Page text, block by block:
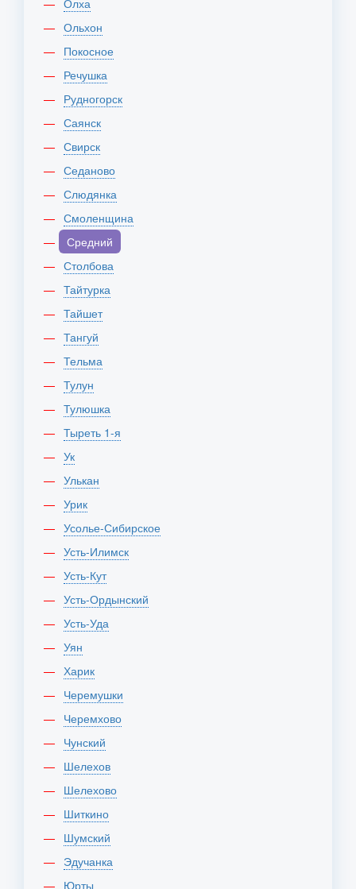
Олха
Ольхон
Покосное
Речушка
Рудногорск
Саянск
Свирск
Седаново
Слюдянка
Смоленщина
Средний
Столбова
Тайтурка
Тайшет
Тангуй
Тельма
Тулун
Тулюшка
Тыреть 1-я
Ук
Улькан
Урик
Усолье-Сибирское
Усть-Илимск
Усть-Кут
Усть-Ордынский
Усть-Уда
Уян
Харик
Черемушки
Черемхово
Чунский
Шелехов
Шелехово
Шиткино
Шумский
Эдучанка
Юрты